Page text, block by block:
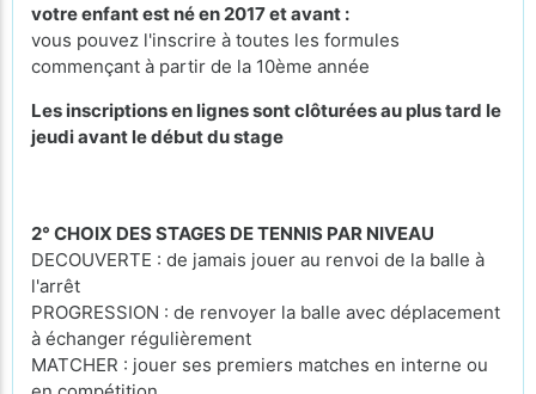
votre enfant est né en 2017 et avant :
vous pouvez l'inscrire à toutes les formules
commençant à partir de la 10ème année
Les inscriptions en lignes sont clôturées au plus tard le
jeudi avant le début du stage
2° CHOIX DES STAGES DE TENNIS PAR NIVEAU
DECOUVERTE : de jamais jouer au renvoi de la balle à
l'arrêt
PROGRESSION : de renvoyer la balle avec déplacement
à échanger régulièrement
MATCHER : jouer ses premiers matches en interne ou